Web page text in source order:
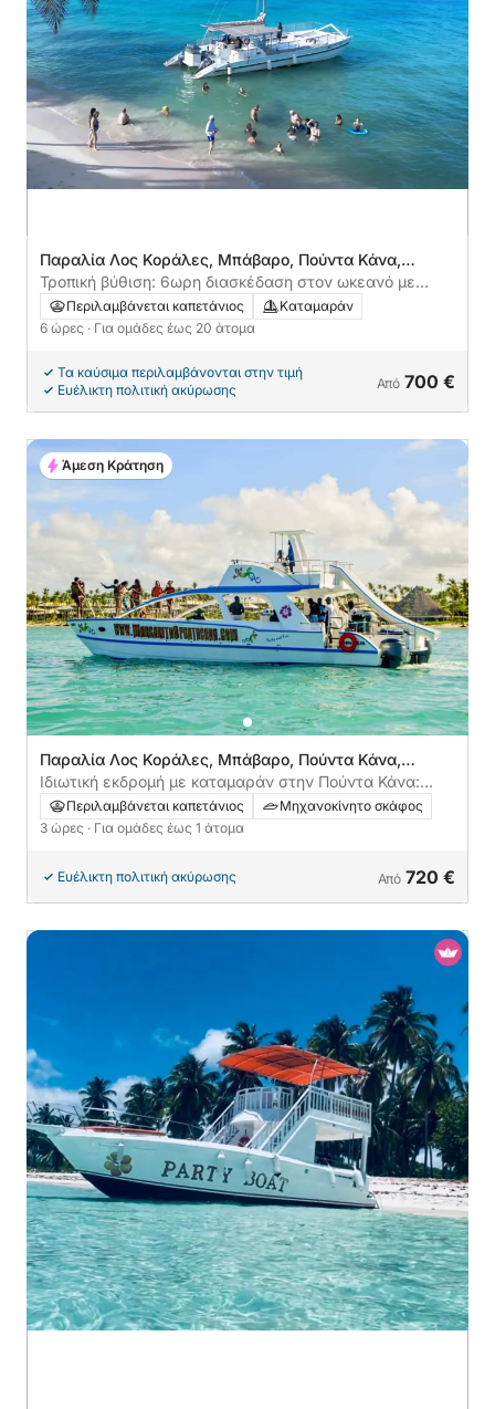
Παραλία Λος Κοράλες, Μπάβαρο, Πούντα Κάνα,
Δομινικανή Δημοκρατία
Τροπική βύθιση: 6ωρη διασκέδαση στον ωκεανό με
κολύμβηση με αναπνευστήρα, γλέντι και μουσική
Περιλαμβάνεται καπετάνιος
Καταμαράν
6 ώρες · Για ομάδες έως 20 άτομα
Τα καύσιμα περιλαμβάνονται στην τιμή
Ευέλικτη πολιτική ακύρωσης
Από 700 €
Παραλία Λος Κοράλες, Μπάβαρο, Πούντα Κάνα,
Δομινικανή Δημοκρατία
Ιδιωτική εκδρομή με καταμαράν στην Πούντα Κάνα:
Πάρτι με ποτά + κολύμβηση με αναπνευστήρα
Περιλαμβάνεται καπετάνιος
Μηχανοκίνητο σκάφος
3 ώρες · Για ομάδες έως 1 άτομα
Ευέλικτη πολιτική ακύρωσης Από 720 €
Άμεση Κράτηση